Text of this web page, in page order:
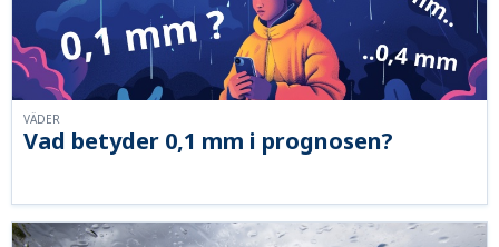
Vad betyder 0,1 mm i prognosen?
VÄDER